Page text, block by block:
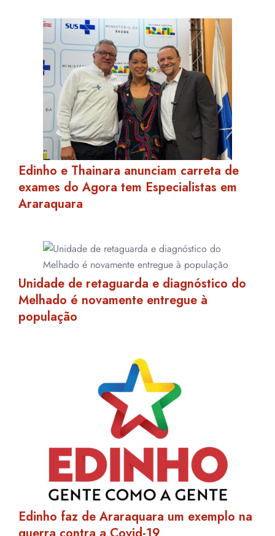
Edinho e Thainara anunciam carreta de
exames do Agora tem Especialistas em
Araraquara
Unidade de retaguarda e diagnóstico do
Melhado é novamente entregue à
população
Edinho faz de Araraquara um exemplo na